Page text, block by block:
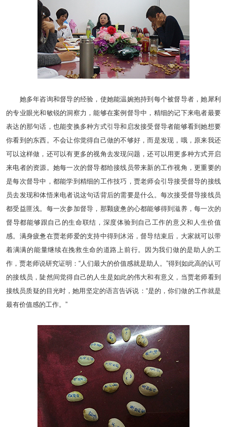
她多年咨询和督导的经验，使她能温婉抱持到每个被督导者，她犀利
的专业眼光和敏锐的洞察力，能够在案例督导中，精细的记下来电者最要
表达的那句话，也能变换多种方式引导和启发接受督导者能够看到她想要
你看到的东西。不会让你觉得自己做的不够好，而是发现，哦，原来我还
可以这样做，还可以有更多的视角去发现问题，还可以用更多种方式开启
来电者的资源。她每一次的督导都给接线员带来新的工作视角，更重要的
是每次督导中，都能学到精细的工作技巧，贾老师会引导接受督导的接线
员去发现和体悟来电者说这句话背后的需要是什么。每次接受督导接线员
都受益匪浅。每一次参加督导，那颗疲惫的心都能够得到滋养，每一次的
督导都能够跟自己的生命联结，深度体验到自己工作的意义和人生价值
感。满身疲惫在贾老师爱的支持中得到沐浴，督导结束后，大家就可以带
着满满的能量继续在挽救生命的道路上前行。因为我们做的是助人的工
作，贾老师说研究证明：“人们最大的价值感就是助人。”得到如此高的认可
的接线员，陡然间觉得自己的人生是如此的伟大和有意义，当贾老师看到
接线员质疑的目光时，她用坚定的语言告诉说：“是的，你们做的工作就是
最有价值感的工作。”